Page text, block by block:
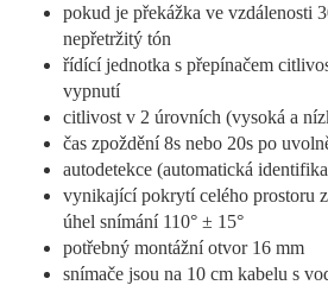
pokud je překážka ve vzdálenosti
nepřetržitý tón
řídící jednotka s přepínačem
vypnutí
citlivost v 2 úrovních (vysoká a
čas zpoždění 8s nebo 20s po
autodetekce (automatická
vynikající pokrytí celého prostoru
úhel snímání 110° ± 15°
potřebný montážní otvor 16 mm
snímače jsou na 10 cm kabelu s